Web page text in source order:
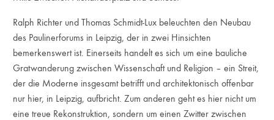
Ralph Richter und Thomas Schmidt-Lux beleuchten den Neubau
des Paulinerforums in Leipzig, der in zwei Hinsichten
bemerkenswert ist. Einerseits handelt es sich um eine bauliche
Gratwanderung zwischen Wissenschaft und Religion – ein Streit,
der die Moderne insgesamt betrifft und architektonisch offenbar
nur hier, in Leipzig, aufbricht. Zum anderen geht es hier nicht um
eine treue Rekonstruktion, sondern um einen Zwitter zwischen